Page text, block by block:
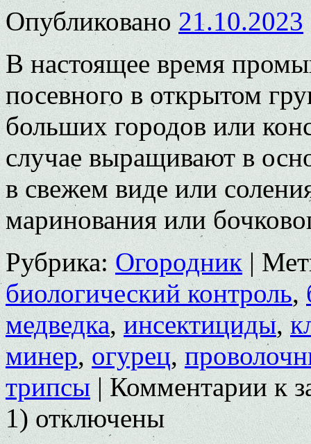
Опубликовано 21.10.2023
В настоящее время
посевного в открытом
больших городов или
случае выращивают в
в свежем виде или
маринова­ния или
Рубрика: Огородник |
биологический контроль,
медведка,инсектициды,
минер,огурец,
трипсы | Комментариик
1)отключены